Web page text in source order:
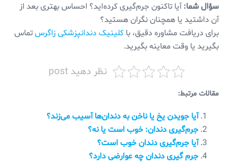
سؤال شما:آیا تاکنون جرم‌گیری کرده‌اید؟ احساس بهتری بعد از
آن داشتید یا همچنان نگران هستید؟
برای دریافت مشاوره دقیق، با کلینیک دندانپزشکی زاگرستماس
بگیرید یا وقت معاینه بگیرید.
نظر دهید post
مقالات مرتبط:
آیا جویدن یخ یا ناخن به دندان‌ها آسیب می‌زند؟
جرم‌گیری دندان: خوب است یا نه؟
آیا جرم‌گیری دندان خوب است؟
جرم گیری دندان چه عوارضی دارد؟